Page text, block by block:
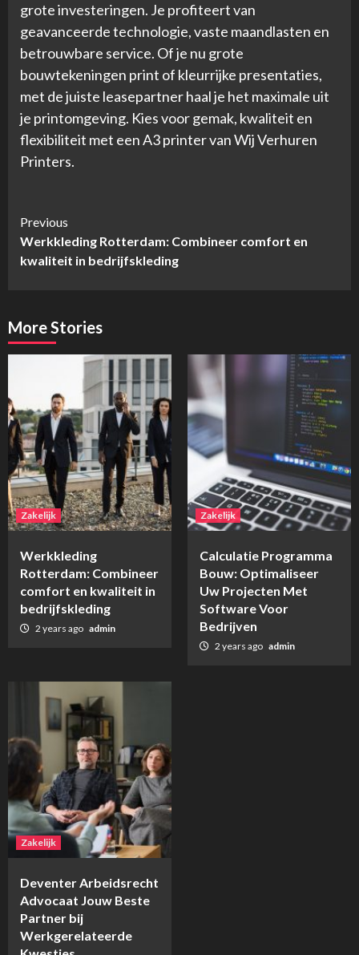
grote investeringen. Je profiteert van
geavanceerde technologie, vaste maandlasten en
betrouwbare service. Of je nu grote
bouwtekeningen print of kleurrijke presentaties,
met de juiste leasepartner haal je het maximale uit
je printomgeving. Kies voor gemak, kwaliteit en
flexibiliteit met een A3 printer van Wij Verhuren
Printers.
Continue
Reading
Previous
Werkkleding Rotterdam: Combineer comfort en
kwaliteit in bedrijfskleding
More Stories
Zakelijk
Werkkleding
Rotterdam: Combineer
comfort en kwaliteit in
bedrijfskleding
2 years ago admin
Zakelijk
Calculatie Programma
Bouw: Optimaliseer
Uw Projecten Met
Software Voor
Bedrijven
2 years ago admin
Zakelijk
Deventer Arbeidsrecht
Advocaat Jouw Beste
Partner bij
Werkgerelateerde